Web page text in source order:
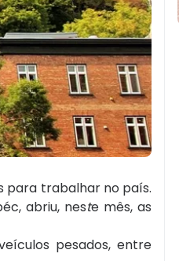
para trabalhar no país.
abriu, neste mês, as
pesados, entre